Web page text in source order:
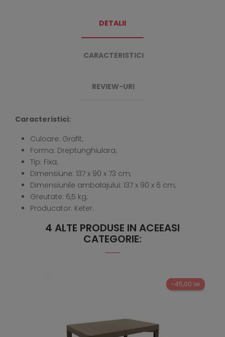
DETALII
CARACTERISTICI
REVIEW-URI
Caracteristici:
Culoare: Grafit;
Forma: Dreptunghiulara;
Tip: Fixa;
Dimensiune: 137 x 90 x 73 cm;
Dimensiunile ambalajului: 137 x 90 x 6 cm;
Greutate: 6,5 kg;
Producator: Keter.
4 ALTE PRODUSE IN ACEEASI
CATEGORIE:
-45,00 lei